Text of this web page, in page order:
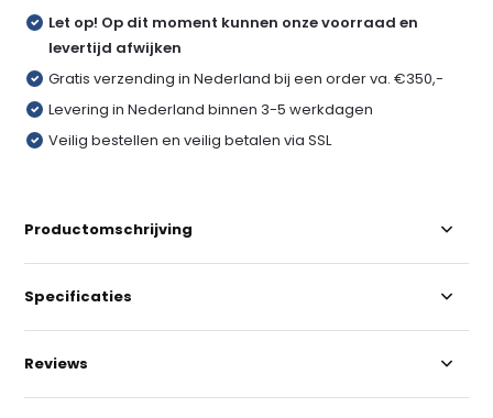
Let op! Op dit moment kunnen onze voorraad en
levertijd afwijken
Gratis verzending in Nederland bij een order va. €350,-
Levering in Nederland binnen 3-5 werkdagen
Veilig bestellen en veilig betalen via SSL
Productomschrijving
Specificaties
Reviews